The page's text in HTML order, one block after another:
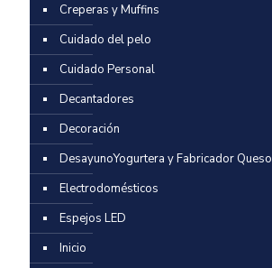
Creperas y Muffins
Cuidado del pelo
Cuidado Personal
Decantadores
Decoración
DesayunoYogurtera y Fabricador Queso
Electrodomésticos
Espejos LED
Inicio